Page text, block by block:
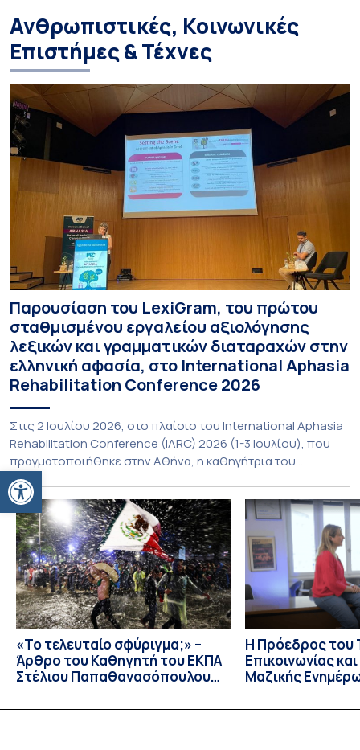
Ανοίξτε τη γραμμή εργαλείων
Ανθρωπιστικές, Κοινωνικές
Επιστήμες & Τέχνες
Παρουσίαση του LexiGram, του πρώτου
σταθμισμένου εργαλείου αξιολόγησης
λεξικών και γραμματικών διαταραχών στην
ελληνική αφασία, στο International Aphasia
Rehabilitation Conference 2026
Στις 2 Ιουλίου 2026, στο πλαίσιο του International Aphasia
Rehabilitation Conference (IARC) 2026 (1-3 Ιουλίου), που
πραγματοποιήθηκε στην Αθήνα, η καθηγήτρια του
Τμήματος Φιλολογίας του Εθνικού και Καποδιστριακού
Πανεπιστημίου Αθηνών, Σπυριδούλα Βαρλοκώστα,
παρουσίασε το LexiGram, ένα καινοτόμο, σταθμισμένο
εργαλείο αξιολόγησης των λεξικών και γραμματικών
διαταραχών σε ελληνόφωνους ασθενείς με αφασία. Η
αφασία είναι επίκτητη γλωσσική […]
«Το τελευταίο σφύριγμα;» –
Άρθρο του Καθηγητή του ΕΚΠΑ
Στέλιου Παπαθανασόπουλου
Η Πρόεδρος του
Επικοινωνίας
Μαζικής
Καθηγήτρια